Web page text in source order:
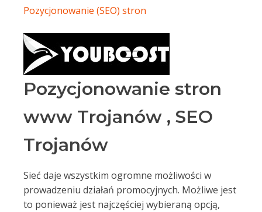
Pozycjonowanie (SEO) stron
Pozycjonowanie stron
www Trojanów , SEO
Trojanów
Sieć daje wszystkim ogromne możliwości w
prowadzeniu działań promocyjnych. Możliwe jest
to ponieważ jest najczęściej wybieraną opcją,